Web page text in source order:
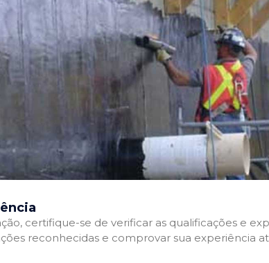
certifique-se de verificar as qualificações e
reconhecidas e comprovar sua experiência